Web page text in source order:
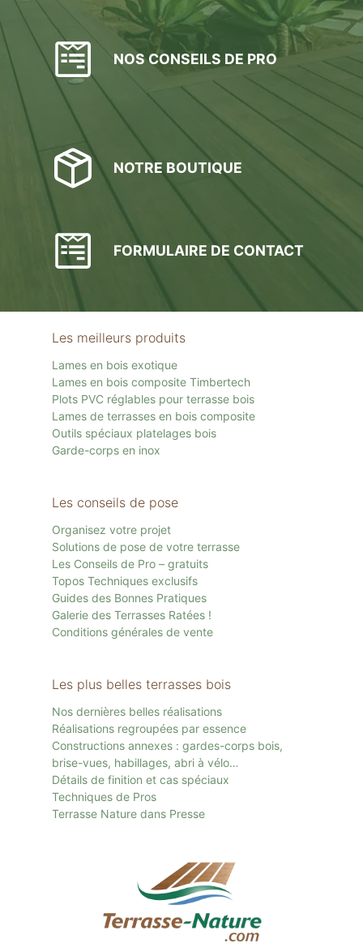
NOS CONSEILS DE PRO
NOTRE BOUTIQUE
FORMULAIRE DE CONTACT
Les meilleurs produits
Lames en bois exotique
Lames en bois composite Timbertech
Plots PVC réglables pour terrasse bois
Lames de terrasses en bois composite
Outils spéciaux platelages bois
Garde-corps en inox
Les conseils de pose
Organisez votre projet
Solutions de pose de votre terrasse
Les Conseils de Pro – gratuits
Topos Techniques exclusifs
Guides des Bonnes Pratiques
Galerie des Terrasses Ratées !
Conditions générales de vente
Les plus belles terrasses bois
Nos dernières belles réalisations
Réalisations regroupées par essence
Constructions annexes : gardes-corps bois,
brise-vues, habillages, abri à vélo…
Détails de finition et cas spéciaux
Techniques de Pros
Terrasse Nature dans Presse